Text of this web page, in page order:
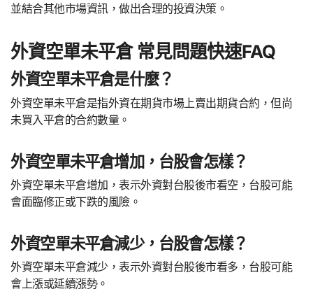
並結合其他市場資訊，做出合理的投資決策。
外資空單未平倉 常見問題快速FAQ
外資空單未平倉是什麼？
外資空單未平倉是指外資在期貨市場上賣出期貨合約，但尚
未買入平倉的合約數量。
外資空單未平倉增加，台股會怎樣？
外資空單未平倉增加，表示外資對台股後市看空，台股可能
會面臨修正或下跌的風險。
外資空單未平倉減少，台股會怎樣？
外資空單未平倉減少，表示外資對台股後市看多，台股可能
會上漲或延續漲勢。